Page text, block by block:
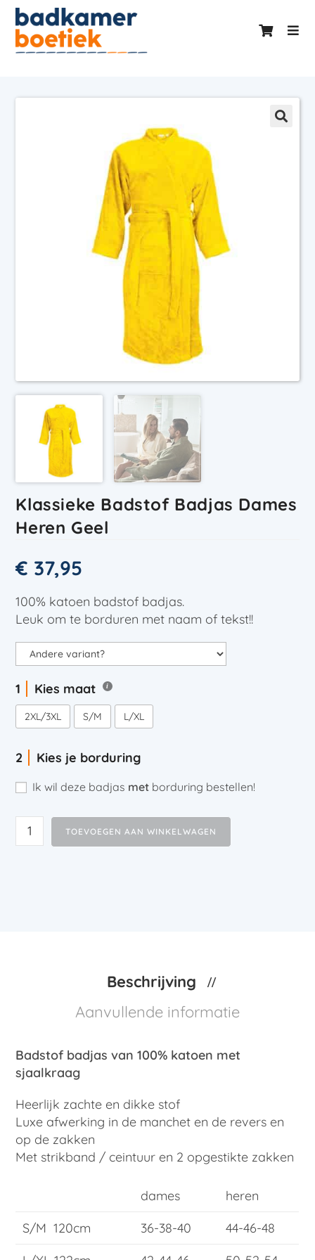
Klassieke Badstof Badjas Dames
Heren Geel
€ 37,95
100% katoen badstof badjas.
Leuk om te borduren met naam of tekst!!
Kies maat
2XL/3XL S/M L/XL
Kies je borduring
Ik wil deze badjas met borduring bestellen!
TOEVOEGEN AAN WINKELWAGEN
Beschrijving
Aanvullende informatie
Badstof badjas van 100% katoen met
sjaalkraag
Heerlijk zachte en dikke stof
Luxe afwerking in de manchet en de revers en
op de zakken
Met strikband / ceintuur en 2 opgestikte zakken
dames
heren
S/M 120cm
36-38-40
44-46-48